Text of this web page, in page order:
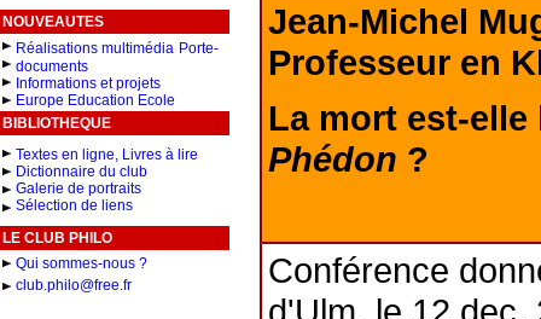
NOUVEAUTES
Réalisations multimédia Porte-
documents
Informations et projets
Europe Education Ecole
BIBLIOTHEQUE
Textes en ligne, Livres à lire
Dictionnaire du club
Galerie de portraits
Sélection de liens
LE CLUB PHILO
Qui sommes-nous ?
club.philo@free.fr
Jean-Michel
Professeur en
La mort est-
Phédon ?
Conférence